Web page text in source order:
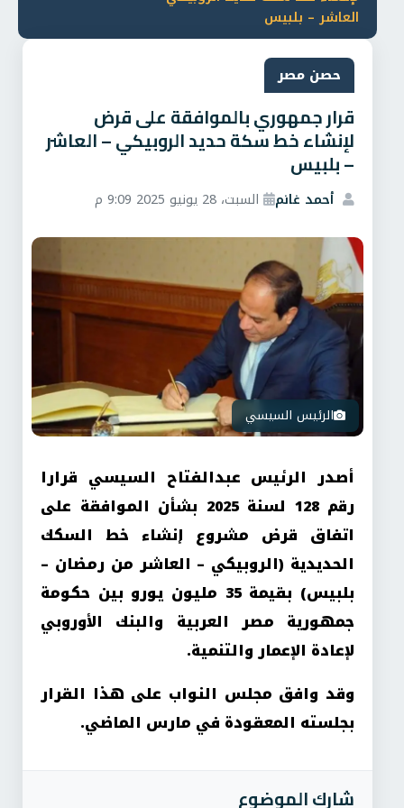
العاشر – بلبيس
حصن مصر
قرار جمهوري بالموافقة على قرض
لإنشاء خط سكة حديد الروبيكي – العاشر
– بلبيس
أحمد غانم السبت، 28 يونيو 2025 9:09 م
الرئيس السيسي
أصدر الرئيس عبدالفتاح السيسي قرارا
رقم 128 لسنة 2025 بشأن الموافقة على
اتفاق قرض مشروع إنشاء خط السكك
الحديدية (الروبيكي – العاشر من رمضان –
بلبيس) بقيمة 35 مليون يورو بين حكومة
جمهورية مصر العربية والبنك الأوروبي
لإعادة الإعمار والتنمية.
وقد وافق مجلس النواب على هذا القرار
بجلسته المعقودة في مارس الماضي.
شارك الموضوع